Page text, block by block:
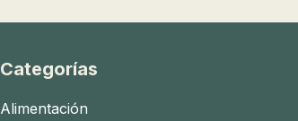
Categorías
Alimentación